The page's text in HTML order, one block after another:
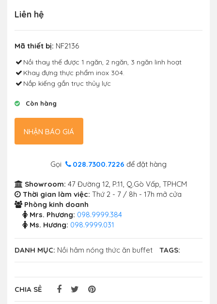
Liên hệ
Mã thiết bị: NF2136
Nồi thay thế được 1 ngăn, 2 ngăn, 3 ngăn linh hoạt
Khay đựng thực phẩm inox 304.
Nắp kiếng gắn trục thủy lực
Còn hàng
NHẬN BÁO GIÁ
Gọi 028.7300.7226 để đặt hàng
Showroom: 47 Đường 12, P.11, Q.Gò Vấp, TPHCM
Thời gian làm việc: Thứ 2 - 7 / 8h - 17h mở cửa
Phòng kinh doanh
Mrs. Phương: 098.9999.384
Ms. Hương: 098.9999.031
DANH MỤC: Nồi hâm nóng thức ăn buffet TAGS:
CHIA SẺ